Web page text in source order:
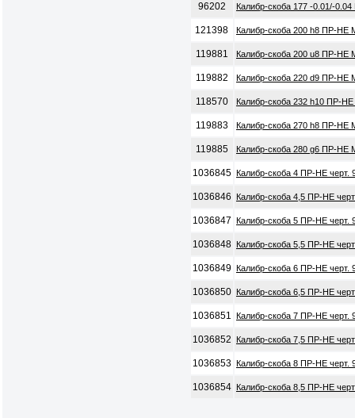
96202 Калибр-скоба 177 -0.01/-
121398 Калибр-скоба 200 h8 ПР-НЕ
119881 Калибр-скоба 200 u8 ПР-НЕ
119882 Калибр-скоба 220 d9 ПР-НЕ
118570 Калибр-скоба 232 h10 ПР-
119883 Калибр-скоба 270 h8 ПР-НЕ
119885 Калибр-скоба 280 g6 ПР-НЕ
1036845 Калибр-скоба 4 ПР-НЕ черт.
1036846 Калибр-скоба 4,5 ПР-НЕ
1036847 Калибр-скоба 5 ПР-НЕ черт.
1036848 Калибр-скоба 5,5 ПР-НЕ
1036849 Калибр-скоба 6 ПР-НЕ черт.
1036850 Калибр-скоба 6,5 ПР-НЕ
1036851 Калибр-скоба 7 ПР-НЕ черт.
1036852 Калибр-скоба 7,5 ПР-НЕ
1036853 Калибр-скоба 8 ПР-НЕ черт.
1036854 Калибр-скоба 8,5 ПР-НЕ